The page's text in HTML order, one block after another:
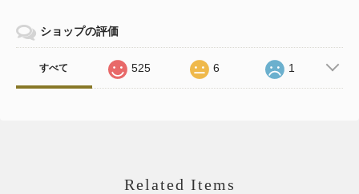
ショップの評価
すべて 525 6 1
Related Items